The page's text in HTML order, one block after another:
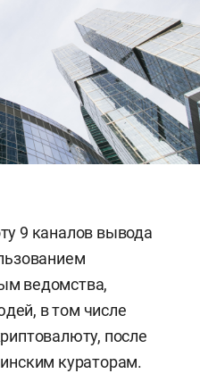
9 каналов вывода
ведомства,
в том числе
после
кураторам.